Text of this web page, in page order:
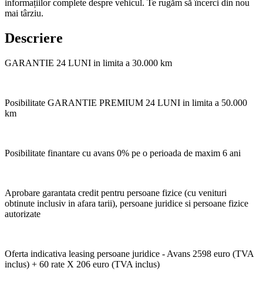
informațiilor complete despre vehicul. Te rugăm să încerci din nou
mai târziu.
Descriere
GARANTIE 24 LUNI in limita a 30.000 km
Posibilitate GARANTIE PREMIUM 24 LUNI in limita a 50.000
km
Posibilitate finantare cu avans 0% pe o perioada de maxim 6 ani
Aprobare garantata credit pentru persoane fizice (cu venituri
obtinute inclusiv in afara tarii), persoane juridice si persoane fizice
autorizate
Oferta indicativa leasing persoane juridice - Avans 2598 euro (TVA
inclus) + 60 rate X 206 euro (TVA inclus)